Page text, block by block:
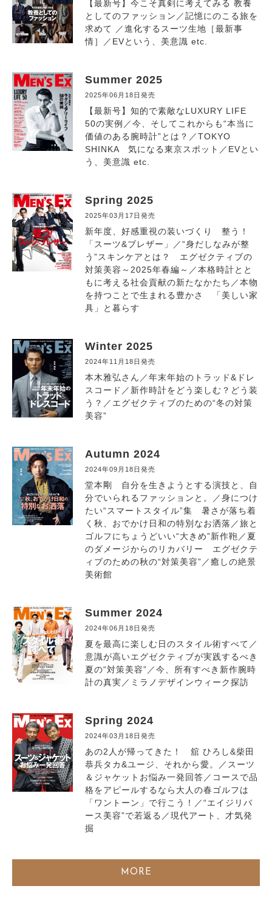
【最新号】今こそ真剣に考えてみる 教養
としてのファッション／記憶にのこる旅を
求めて ／進化するスーツ生地［最新事
情］／EVという、美意識 etc.
Summer 2025
2025年06月18日発売
【最新号】知的で素敵なLUXURY LIFE
50の実例／今、そしてこれからも“本当に
価値のある腕時計”とは？／TOKYO
SHINKA 気になる東京スポット／EVとい
う、美意識 etc.
Spring 2025
2025年03月17日発売
新年度、好感重視の装いづくり 整う！
「スーツ&ブレザー」／“身だしなみが整
う”スキンケアとは？ エグゼクティブの
対策美容～2025年春編～／本格時計とと
もに考える社会貢献の新たなかたち／本物
を持つことで生まれる豊かさ 「美しい家
具」と暮らす
Winter 2025
2024年11月18日発売
本木雅弘さん／年末年始のトラッド&ドレ
スコード／新作時計をどう楽しむ？どう装
う？／エグゼクティブのための“冬の対策
美容”
Autumn 2024
2024年09月18日発売
堂本剛 自分を生きようとする演技と、自
分でいられるファッションと。／身につけ
たい“スマートスタイル”集 暑さが落ち着
く秋、おでかけ日和の特別なお洒落／旅と
ゴルフにちょうどいい“大きめ”新作鞄／夏
のダメージからのリカバリー エグゼクテ
ィブのための秋の“対策美容”／癒しの絶景
美術館
Summer 2024
2024年06月18日発売
夏を最高に楽しむ日のスタイル術すべて／
意識が高いエグゼクティブが実践するべき
夏の“対策美容”／今、所有すべき新作腕時
計の真実／ミラノデザインウィーク探訪
Spring 2024
2024年03月18日発売
あの2人が帰ってきた！ 舘 ひろし&柴田
恭兵タカ&ユージ、それから愛。／スーツ
＆ジャケットお悩み一発回答／コースで品
格をアピールするなら大人の春ゴルフは
「ワントーン」で行こう！／“エイジリバ
ース美容”で若返る／現代アート、才気発
掘
MORE